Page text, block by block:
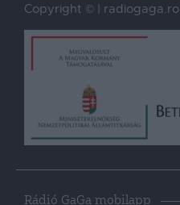
Copyright © |
Rádió GaGa mobilapp